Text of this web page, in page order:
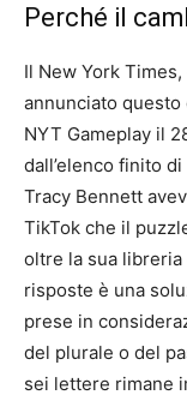
Perché il
Il New York
annunciato
NYT Gameplay il
dall’elenco finito
Tracy Bennett
TikTok che il
oltre la sua
risposte è una
prese in
del plurale o del
sei lettere rimane